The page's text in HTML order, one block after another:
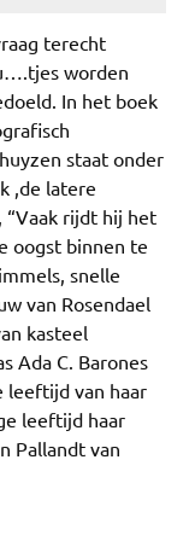
terecht
worden
In het boek
staat onder
,de latere
rijdt hij het
oogst binnen te
snelle
van Rosendael
kasteel
Ada C. Barones
leeftijd van haar
leeftijd haar
Pallandt van